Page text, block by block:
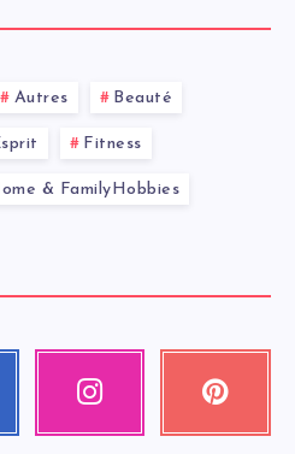
Autres Beauté
Fitness
& FamilyHobbies